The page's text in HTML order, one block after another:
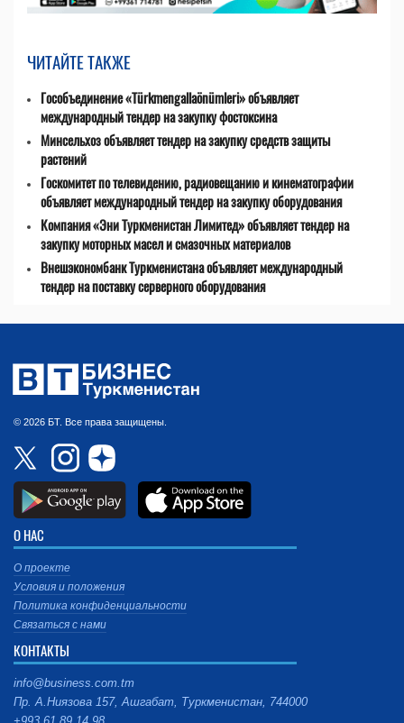
ЧИТАЙТЕ ТАКЖЕ
Гособъединение «Türkmengallaönümleri» объявляет
международный тендер на закупку фостоксина
Минсельхоз объявляет тендер на закупку средств защиты
растений
Госкомитет по телевидению, радиовещанию и кинематографии
объявляет международный тендер на закупку оборудования
Компания «Эни Туркменистан Лимитед» объявляет тендер на
закупку моторных масел и смазочных материалов
Внешэкономбанк Туркменистана объявляет международный
тендер на поставку серверного оборудования
© 2026 БТ. Все права защищены.
О НАС
О проекте
Условия и положения
Политика конфиденциальности
Связаться с нами
КОНТАКТЫ
info@business.com.tm
Пр. А.Ниязова 157, Ашгабат, Туркменистан, 744000